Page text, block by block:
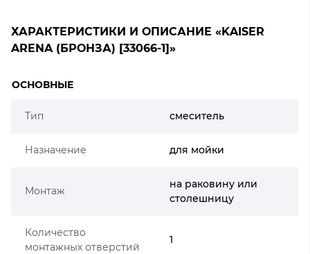
ХАРАКТЕРИСТИКИ И ОПИСАНИЕ «KAISER
ARENA (БРОНЗА) [33066-1]»
ОСНОВНЫЕ
Тип смеситель
Назначение для мойки
Монтаж
на раковину или
столешницу
Количество
монтажных отверстий
1